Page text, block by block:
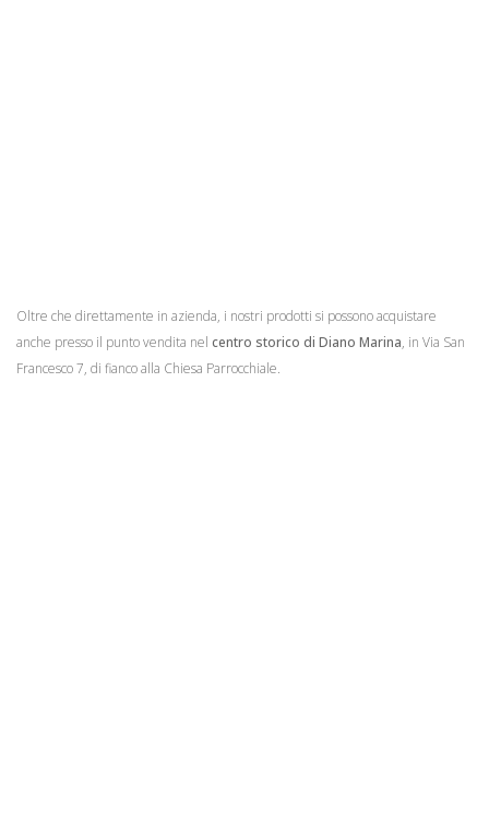
Oltre che direttamente in azienda, i nostri prodotti si possono acquistare
anche presso il punto vendita nel centro storico di Diano Marina, in Via San
Francesco 7, di fianco alla Chiesa Parrocchiale.